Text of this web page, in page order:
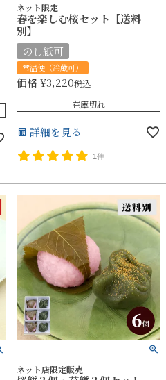
ネット限定
春を楽しむ桜セット【送料
別】
のし紙可
常温便（冷蔵可）
価格¥3,220税込
在庫切れ
詳細を見る
1件
ネット店限定販売